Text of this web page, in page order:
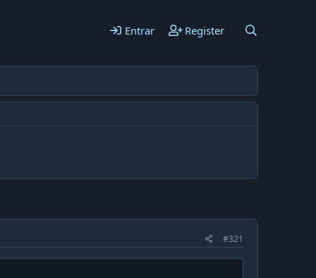
Entrar Register
#321